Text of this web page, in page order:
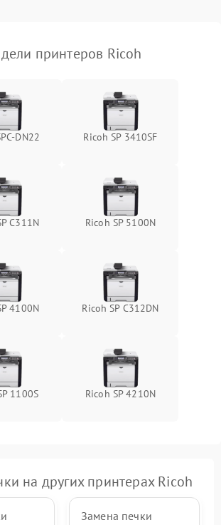
принтеров Ricoh
DN22 Ricoh SP 3410SF
C311N Ricoh SP 5100N
4100N Ricoh SP C312DN
1100S Ricoh SP 4210N
на других принтерах Ricoh
Замена печки